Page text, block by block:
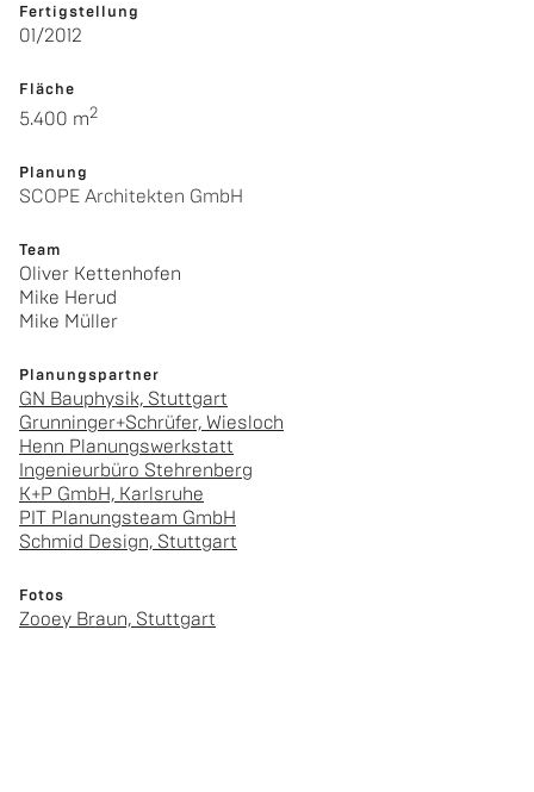
Fer­tig­stel­lung
01/2012
Flä­che
5.400 m2
Pla­nung
SCOPE Ar­chi­tek­ten GmbH
Team
Oli­ver Ket­ten­ho­fen
Mike Herud
Mike Mül­ler
Pla­nungs­part­ner
GN Bau­phy­sik, Stutt­gart
Grun­nin­ger+Schrü­fer, Wies­loch
Henn Pla­nungs­werk­statt
In­ge­nieur­bü­ro Steh­ren­berg
K+P GmbH, Karls­ru­he
PIT Pla­nungs­team GmbH
Schmid De­sign, Stutt­gart
Fotos
Zooey Braun, Stutt­gart